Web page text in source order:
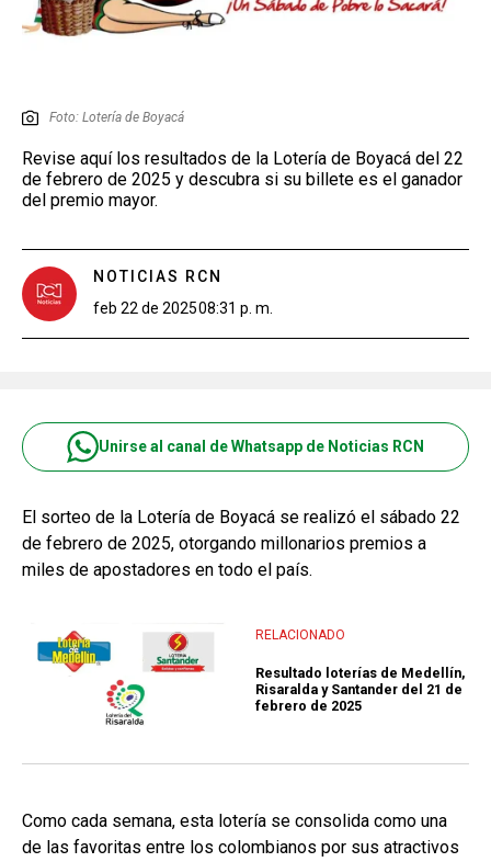
Foto: Lotería de Boyacá
Revise aquí los resultados de la Lotería de Boyacá del 22
de febrero de 2025 y descubra si su billete es el ganador
del premio mayor.
NOTICIAS RCN
feb 22 de 202508:31 p. m.
Unirse al canal de Whatsapp de Noticias RCN
El sorteo de la Lotería de Boyacá se realizó el sábado 22
de febrero de 2025, otorgando millonarios premios a
miles de apostadores en todo el país.
RELACIONADO
Resultado loterías de Medellín,
Risaralda y Santander del 21 de
febrero de 2025
Como cada semana, esta lotería se consolida como una
de las favoritas entre los colombianos por sus atractivos